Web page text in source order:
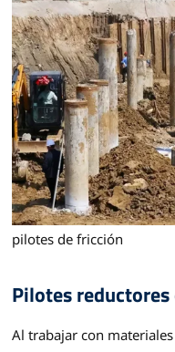
pilotes de fricción
Pilotes
Al trabajar con